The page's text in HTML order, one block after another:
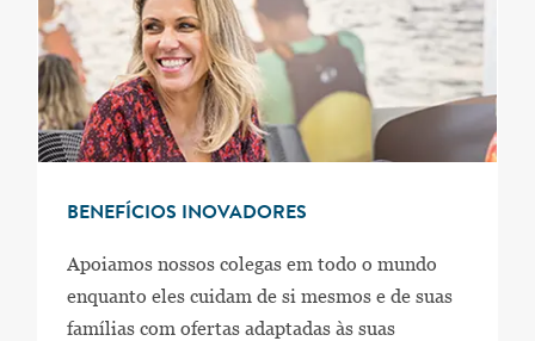
BENEFÍCIOS INOVADORES
Apoiamos nossos colegas em todo o mundo
enquanto eles cuidam de si mesmos e de suas
famílias com ofertas adaptadas às suas